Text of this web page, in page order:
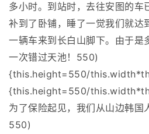
多小时。到站时，去往安图的车
补到了卧铺，睡了一觉我们就达
一辆车来到长白山脚下。由于是
一次错过天池！550)
{this.height=550/
{this.height=550/
为了保险起见，我们从山边韩国
550)